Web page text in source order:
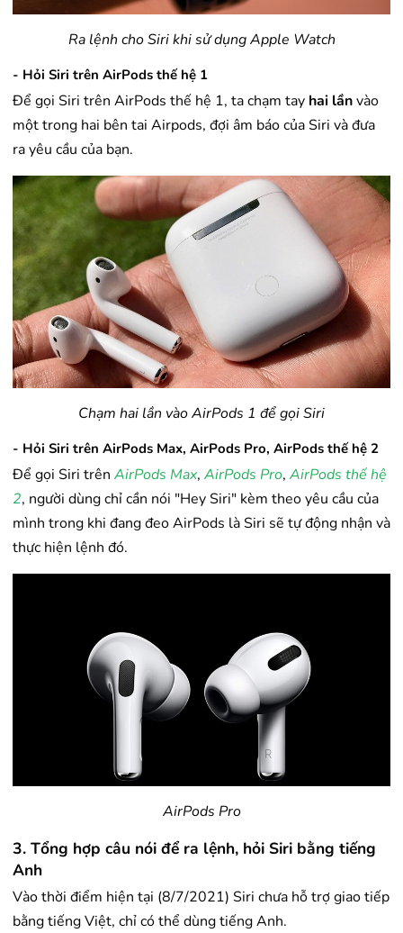
Ra lệnh cho Siri khi sử dụng Apple Watch
- Hỏi Siri trên AirPods thế hệ 1
Để gọi Siri trên AirPods thế hệ 1, ta chạm tay hai lầnvào
một trong hai bên tai Airpods, đợi âm báo của Siri và đưa
ra yêu cầu của bạn.
Chạm hai lần vào AirPods 1 để gọi Siri
- Hỏi Siri trên AirPods Max, AirPods Pro, AirPods thế hệ 2
Để gọi Siri trên AirPods Max, AirPods Pro, AirPods thế hệ
2, người dùng chỉ cần nói "Hey Siri" kèm theo yêu cầu của
mình trong khi đang đeo AirPods là Siri sẽ tự động nhận và
thực hiện lệnh đó.
AirPods Pro
3. Tổng hợp câu nói để ra lệnh, hỏi Siri bằng tiếng
Anh
Vào thời điểm hiện tại (8/7/2021) Siri chưa hỗ trợ giao tiếp
bằng tiếng Việt, chỉ có thể dùng tiếng Anh.